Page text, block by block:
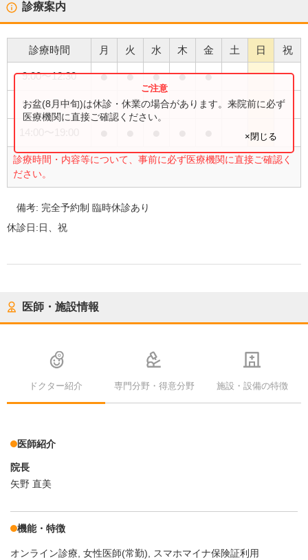
診療案内
診療時間 月 火 水 木 金 土 日 祝
9:00〜12:30 ● ● ● ● ●
9:00〜14:00 ●
診療時間・内容等について、事前に必ず医療機関に直接ご確認く
ださい。
お盆(8月中旬)は休診・休業の場合があります。来院前に必ず
医療機関に直接ご確認ください。
×閉じる
備考: 完全予約制 臨時休診あり
休診日:日、祝
医師・施設情報
ドクター紹介 専門分野・得意分野 施設・設備の特徴
医師紹介
院長
矢野 直美
機能・特徴
オンライン診療 女性医師(常勤) スマホマイナ保険証利用